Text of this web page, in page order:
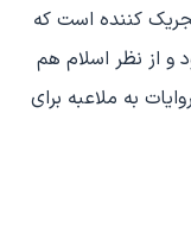
کننده است که
و از نظر اسلام هم
به ملاعبه برای